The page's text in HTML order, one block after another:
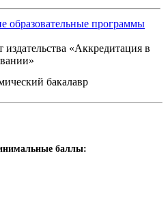
образовательные программы
издательства «Аккредитация в
бакалавр
баллы: